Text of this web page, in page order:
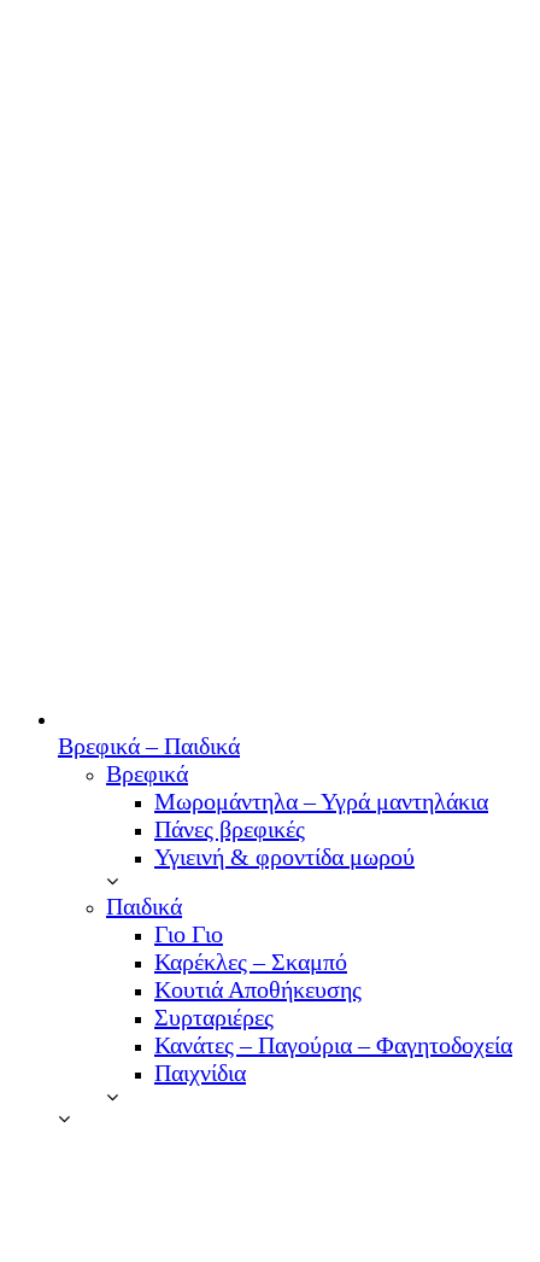
Βρεφικά – Παιδικά
Βρεφικά
Μωρομάντηλα – Υγρά μαντηλάκια
Πάνες βρεφικές
Υγιεινή & φροντίδα μωρού
Παιδικά
Γιο Γιο
Καρέκλες – Σκαμπό
Κουτιά Αποθήκευσης
Συρταριέρες
Κανάτες – Παγούρια – Φαγητοδοχεία
Παιχνίδια